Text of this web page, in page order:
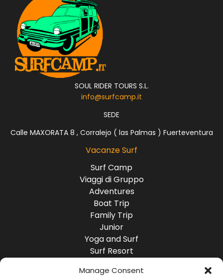
Manage Consent
SOUL RIDER TOURS S.L.
info@surfcamp.it
SEDE
Calle MAXORATA 8 , Corralejo ( las Palmas ) Fuerteventura
Vacanze Surf
Surf Camp
Viaggi di Gruppo
Adventures
Boat Trip
Family Trip
Junior
Yoga and Surf
Surf Resort
Destinazioni